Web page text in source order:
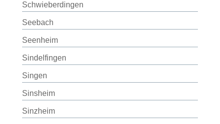
Schwieberdingen
Seebach
Seenheim
Sindelfingen
Singen
Sinsheim
Sinzheim